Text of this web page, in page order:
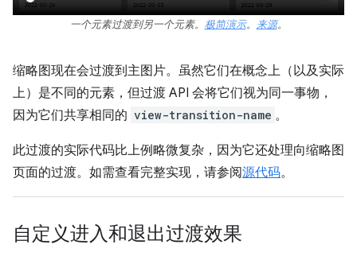
一个元素过渡到另一个元素。 极简演示。 来源。
缩略图现在会过渡到主图片。虽然它们在概念上（以及实际
上）是不同的元素，但过渡 API 会将它们视为同一事物，
因为它们共享相同的 view-transition-name 。
此过渡的实际代码比上例略微复杂，因为它还处理向缩略图
页面的过渡。如需查看完整实现，请参阅源代码。
自定义进入和退出过渡效果